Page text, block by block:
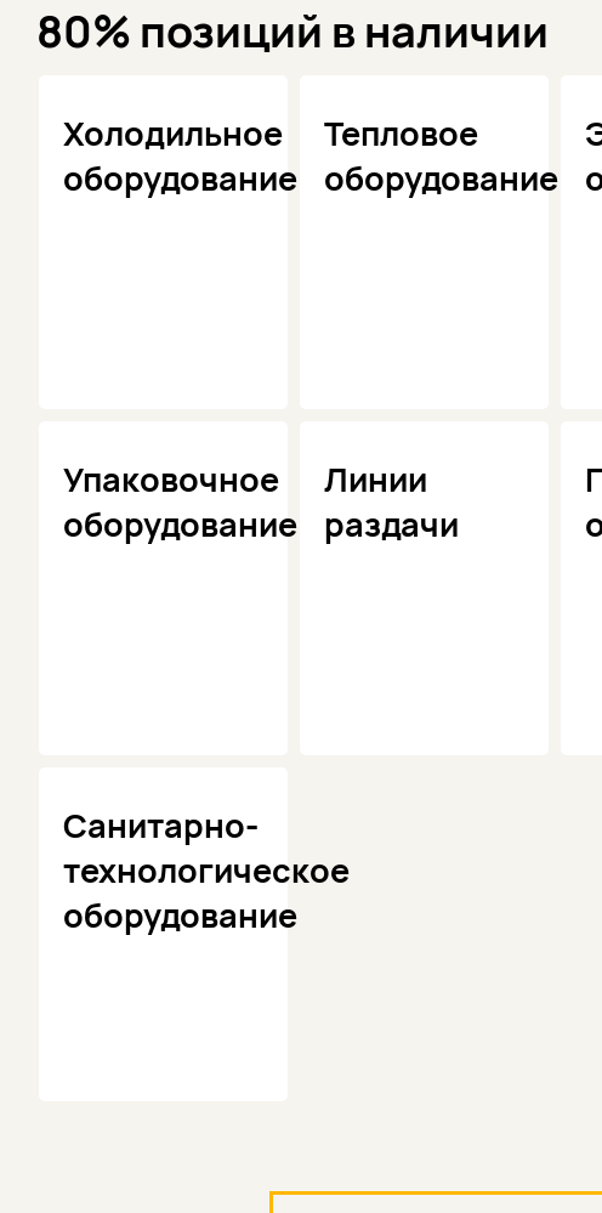
80% позиций в наличии
Холодильное
оборудование
Тепловое
оборудование
Упаковочное
оборудование
Линии
раздачи
Санитарно-
технологическое
оборудование